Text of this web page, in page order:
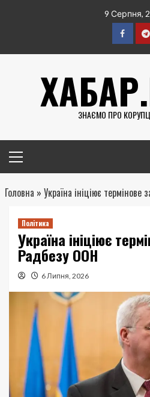
9 Серпня,
ЗНАЄМО ПРО
меню
Головна » Україна ініціює
Політика
Україна ініціює
Радбезу ООН
6 Липня, 2026